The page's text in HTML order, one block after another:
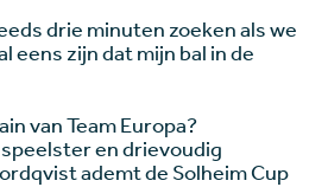
drie minuten zoeken als we
eens zijn dat mijn bal in de
van Team Europa?
en drievoudig
ademt de Solheim Cup